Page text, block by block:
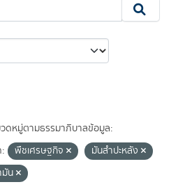
ดหมู่ตามธรรมาภิบาลข้อมูล:
พืชเศรษฐกิจ
มันสำปะหลัง
มัน